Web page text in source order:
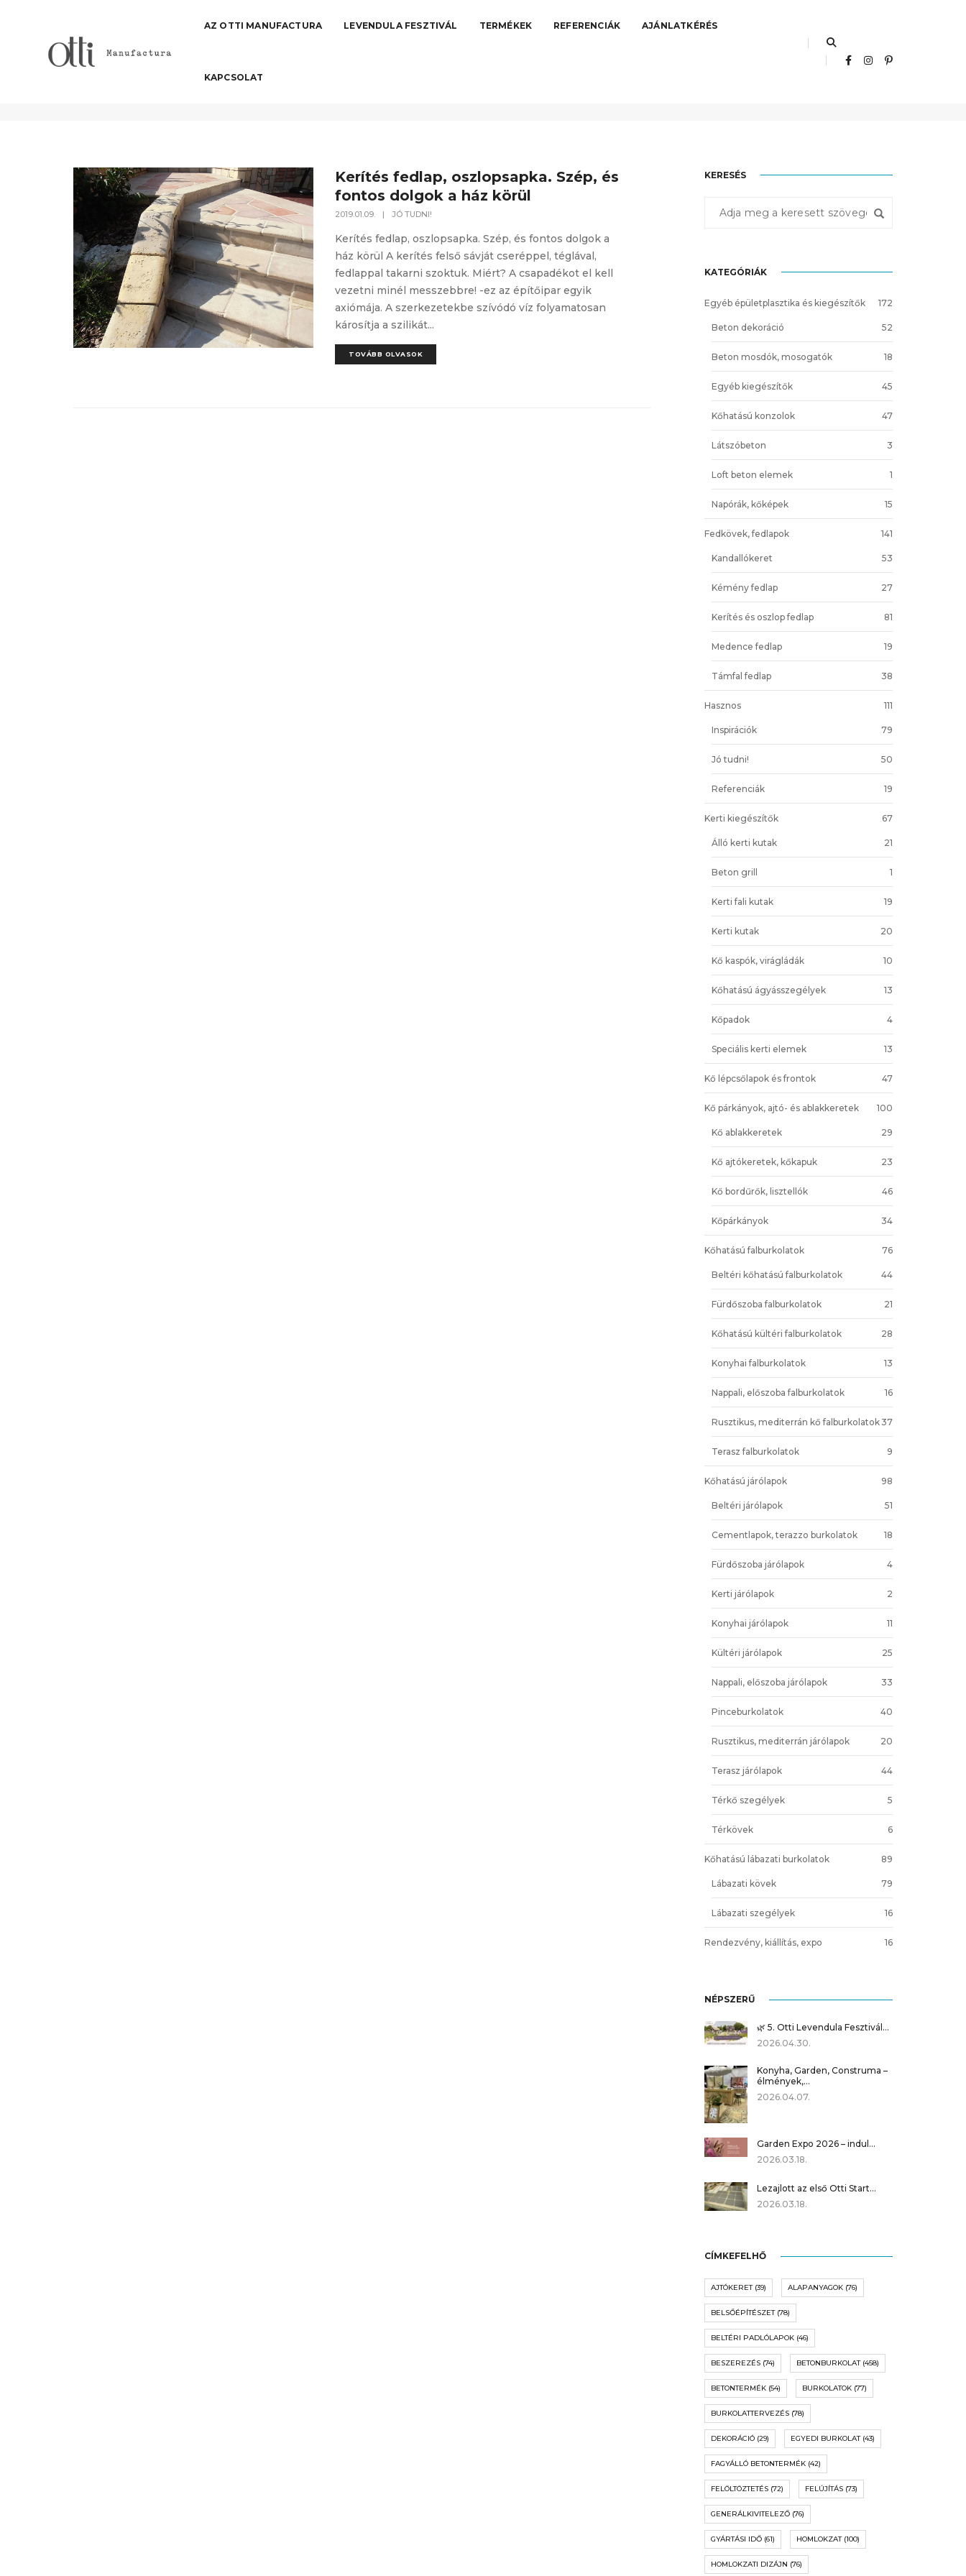
AZ OTTI MANUFACTURA LEVENDULA FESZTIVÁL TERMÉKEK REFERENCIÁK AJÁNLATKÉRÉS
KAPCSOLAT
Kerítés fedlap, oszlopsapka. Szép, és
fontos dolgok a ház körül
2019.01.09. | JÓ TUDNI!
Kerítés fedlap, oszlopsapka. Szép, és fontos dolgok a
ház körül A kerítés felső sávját cseréppel, téglával,
fedlappal takarni szoktuk. Miért? A csapadékot el kell
vezetni minél messzebbre! -ez az építőipar egyik
axiómája. A szerkezetekbe szívódó víz folyamatosan
károsítja a szilikát...
TOVÁBB OLVASOK
KERESÉS
KATEGÓRIÁK
Egyéb épületplasztika és kiegészítők 172
Beton dekoráció 52
Beton mosdók, mosogatók 18
Egyéb kiegészítők 45
Kőhatású konzolok 47
Látszóbeton 3
Loft beton elemek 1
Napórák, kőképek 15
Fedkövek, fedlapok 141
Kandallókeret 53
Kémény fedlap 27
Kerítés és oszlop fedlap 81
Medence fedlap 19
Támfal fedlap 38
Hasznos 111
Inspirációk 79
Jó tudni! 50
Referenciák 19
Kerti kiegészítők 67
Álló kerti kutak 21
Beton grill 1
Kerti fali kutak 19
Kerti kutak 20
Kő kaspók, virágládák 10
Kőhatású ágyásszegélyek 13
Kőpadok 4
Speciális kerti elemek 13
Kő lépcsőlapok és frontok 47
Kő párkányok, ajtó- és ablakkeretek 100
Kő ablakkeretek 29
Kő ajtókeretek, kőkapuk 23
Kő bordűrők, lisztellók 46
Kőpárkányok 34
Kőhatású falburkolatok 76
Beltéri kőhatású falburkolatok 44
Fürdőszoba falburkolatok 21
Kőhatású kültéri falburkolatok 28
Konyhai falburkolatok 13
Nappali, előszoba falburkolatok 16
Rusztikus, mediterrán kő falburkolatok37
Terasz falburkolatok 9
Kőhatású járólapok 98
Beltéri járólapok 51
Cementlapok, terazzo burkolatok 18
Fürdőszoba járólapok 4
Kerti járólapok 2
Konyhai járólapok 11
Kültéri járólapok 25
Nappali, előszoba járólapok 33
Pinceburkolatok 40
Rusztikus, mediterrán járólapok 20
Terasz járólapok 44
Térkő szegélyek 5
Térkövek 6
Kőhatású lábazati burkolatok 89
Lábazati kövek 79
Lábazati szegélyek 16
Rendezvény, kiállítás, expo 16
NÉPSZERŰ
🌿 5. Otti Levendula Fesztivál…
2026.04.30.
Konyha, Garden, Construma –
élmények,…
2026.04.07.
Garden Expo 2026 – indul…
2026.03.18.
Lezajlott az első Otti Start…
2026.03.18.
CÍMKEFELHŐ
AJTÓKERET(39) ALAPANYAGOK(76)
BELSŐÉPÍTÉSZET(78)
BELTÉRI PADLÓLAPOK(46)
BESZEREZÉS(74) BETONBURKOLAT(458)
BETONTERMÉK(54) BURKOLATOK(77)
BURKOLATTERVEZÉS(78)
DEKORÁCIÓ(29) EGYEDI BURKOLAT(43)
FAGYÁLLÓ BETONTERMÉK(42)
FELÖLTÖZTETÉS(72) FELÚJÍTÁS(73)
GENERÁLKIVITELEZŐ(76)
GYÁRTÁSI IDŐ(61) HOMLOKZAT(100)
HOMLOKZATI DIZÁJN (76)